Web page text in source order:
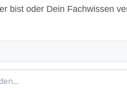
bist oder Dein Fachwissen